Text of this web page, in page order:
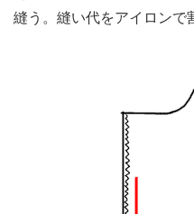
縫う。縫い代をアイロン